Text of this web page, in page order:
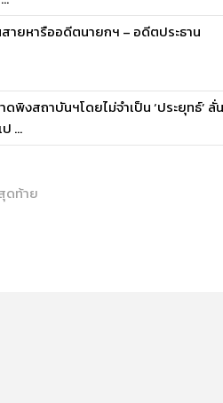
ายหารืออดีตนายกฯ – อดีตประธาน
งสถาบันฯโดยไม่จำเป็น ‘ประยุทธ์’ ลั่น
...
ดท้าย